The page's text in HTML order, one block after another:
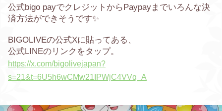
公式bigo payでクレジットからPaypayまでいろんな決
済方法ができそうです✨
BIGOLIVEの公式Xに貼ってある、
公式LINEのリンクをタップ。
https://x.com/bigolivejapan?
s=21&t=6U5h6wCMw21IPWjC4VVq_A